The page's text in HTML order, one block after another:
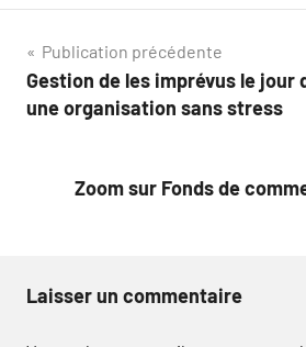
Navigation
de
Publication précédente
Gestion de les imprévus le jour
une organisation sans stress
Zoom sur Fonds de
Laisser un commentaire